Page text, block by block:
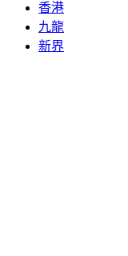
香港
九龍
新界